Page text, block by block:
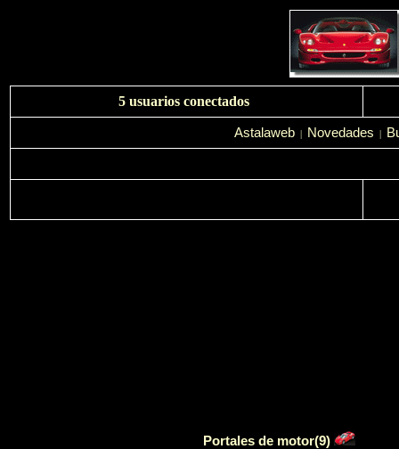
5 usuarios conectados
Astalaweb Novedades
Portales de motor(9)